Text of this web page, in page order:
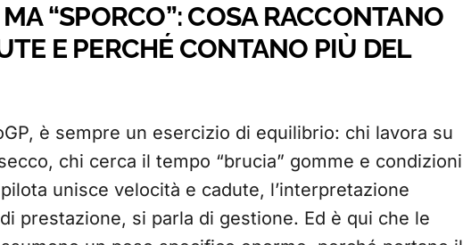
“SPORCO”: COSA RACCONTANO
E PERCHÉ CONTANO PIÙ DEL
è sempre un esercizio di equilibrio: chi lavora su
chi cerca il tempo “brucia” gomme e condizioni
unisce velocità e cadute, l’interpretazione
prestazione, si parla di gestione. Ed è qui che le